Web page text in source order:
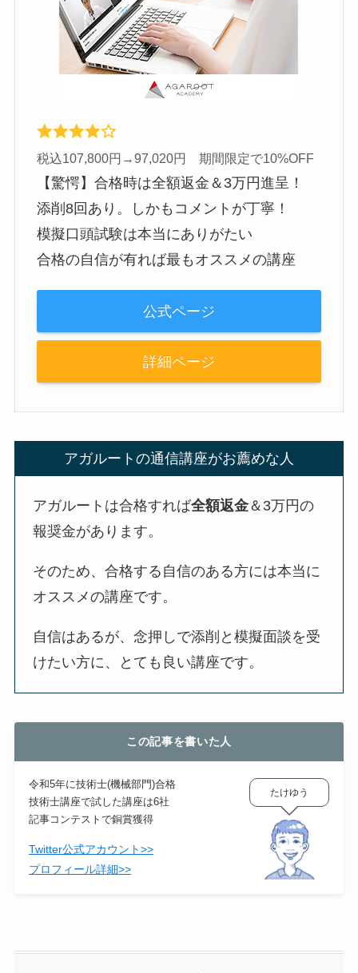
税込107,800円→97,020円 期間限定で10%OFF
【驚愕】合格時は全額返金＆3万円進呈！
添削8回あり。しかもコメントが丁寧！
模擬口頭試験は本当にありがたい
合格の自信が有れば最もオススメの講座
公式ページ
詳細ページ
アガルートの通信講座がお薦めな人
アガルートは合格すれば全額返金＆3万円の
報奨金があります。
そのため、合格する自信のある方には本当に
オススメの講座です。
自信はあるが、念押しで添削と模擬面談を受
けたい方に、とても良い講座です。
この記事を書いた人
令和5年に技術士(機械部門)合格
技術士講座で試した講座は6社
記事コンテストで銅賞獲得
Twitter公式アカウント>>
プロフィール詳細>>
たけゆう